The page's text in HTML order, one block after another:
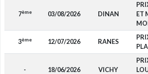
7ème 03/08/2026 DINAN
ET
3ème 12/07/2026 RANES
- 18/06/2026 VICHY